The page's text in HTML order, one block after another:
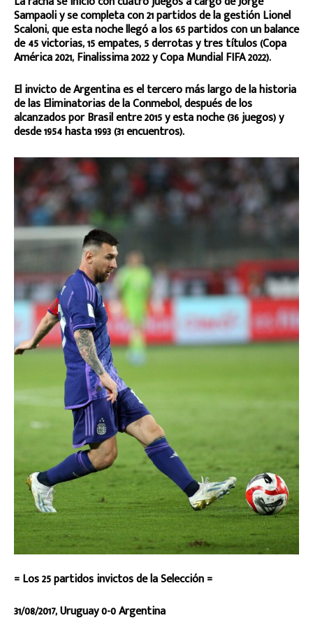
Sampaoli y se completa con 21 partidos de la gestión Lionel
Scaloni, que esta noche llegó a los 65 partidos con un balance
de 45 victorias, 15 empates, 5 derrotas y tres títulos (Copa
América 2021, Finalissima 2022 y Copa Mundial FIFA 2022).
El invicto de Argentina es el tercero más largo de la historia
de las Eliminatorias de la Conmebol, después de los
alcanzados por Brasil entre 2015 y esta noche (36 juegos) y
desde 1954 hasta 1993 (31 encuentros).
= Los 25 partidos invictos de la Selección =
31/08/2017, Uruguay 0-0 Argentina